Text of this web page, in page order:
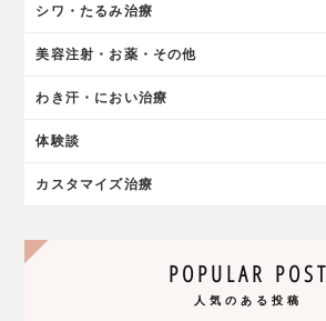
シワ・たるみ治療
美容注射・お薬・その他
わき汗・におい治療
体験談
カスタマイズ治療
POPULAR POST
人気のある投稿